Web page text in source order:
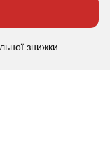
знижки